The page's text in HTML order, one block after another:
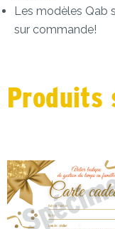
Les modèles Qab
sur commande!
Produits